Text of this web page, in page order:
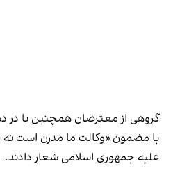
گروهی از معترضان همچنین با در
با مضمون «وکالت ما مدرن است نه
علیه جمهوری اسلامی شعار دادند.